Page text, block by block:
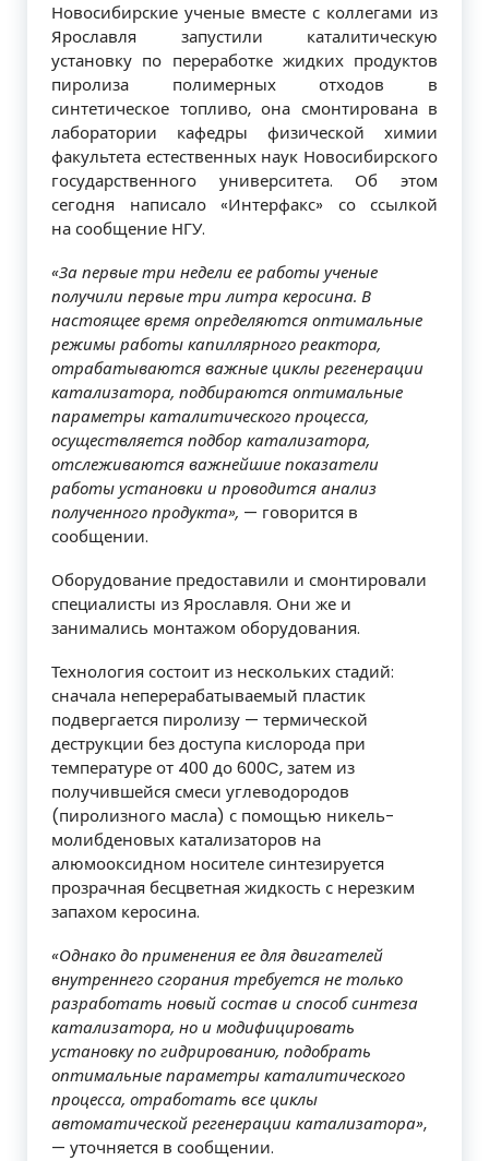
Новосибирские ученые вместе с коллегами из
Ярославля запустили каталитическую
установку по переработке жидких продуктов
пиролиза полимерных отходов в
синтетическое топливо, она смонтирована в
лаборатории кафедры физической химии
факультета естественных наук Новосибирского
государственного университета. Об этом
сегодня написало «Интерфакс» со ссылкой
на сообщение НГУ.
«За первые три недели ее работы ученые
получили первые три литра керосина. В
настоящее время определяются оптимальные
режимы работы капиллярного реактора,
отрабатываются важные циклы регенерации
катализатора, подбираются оптимальные
параметры каталитического процесса,
осуществляется подбор катализатора,
отслеживаются важнейшие показатели
работы установки и проводится анализ
полученного продукта», — говорится в
сообщении.
Оборудование предоставили и смонтировали
специалисты из Ярославля. Они же и
занимались монтажом оборудования.
Технология состоит из нескольких стадий:
сначала неперерабатываемый пластик
подвергается пиролизу — термической
деструкции без доступа кислорода при
температуре от 400 до 600C, затем из
получившейся смеси углеводородов
(пиролизного масла) с помощью никель-
молибденовых катализаторов на
алюмооксидном носителе синтезируется
прозрачная бесцветная жидкость с нерезким
запахом керосина.
«Однако до применения ее для двигателей
внутреннего сгорания требуется не только
разработать новый состав и способ синтеза
катализатора, но и модифицировать
установку по гидрированию, подобрать
оптимальные параметры каталитического
процесса, отработать все циклы
автоматической регенерации катализатора»,
— уточняется в сообщении.